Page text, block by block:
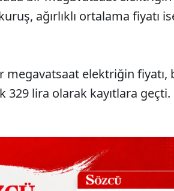
ağırlıklı ortalama fiyatı
megavatsaat elektriğin fiyatı,
329 lira olarak kayıtlara geçti.